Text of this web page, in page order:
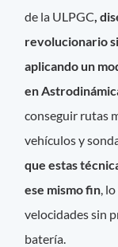
de la ULPGC ,
revolucionario
aplicando un
en
conseguir rutas
vehículos y
que estas
ese mismo fin ,
velocidades sin
batería.